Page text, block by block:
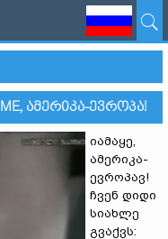
ᲐᲛᲔᲠᲘᲙᲐ-ᲔᲕᲠᲝᲞᲐ!
იამაყე,
ამერიკა-
ევროპავ!
ჩვენ დიდი
სიახლე
გვაქვს: